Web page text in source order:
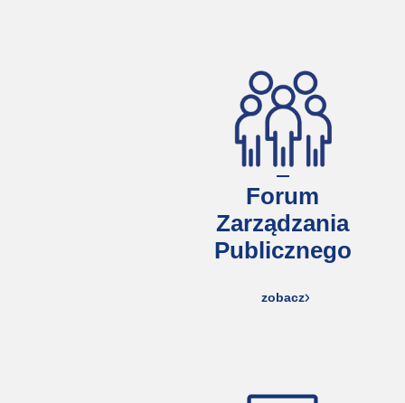
Forum
Zarządzania
Publicznego
zobacz